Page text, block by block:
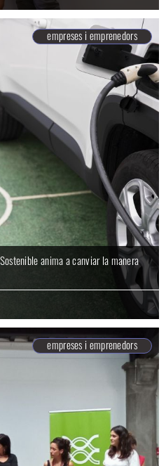
empreses i emprenedors
anima a canviar la manera
empreses i emprenedors